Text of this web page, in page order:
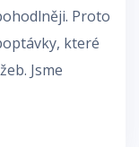
Proto
které
Jsme